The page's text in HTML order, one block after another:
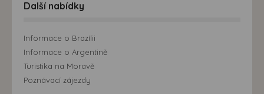
Další nabídky
Informace o Brazílii
Informace o Argentině
Turistika na Moravě
Poznávací zájezdy